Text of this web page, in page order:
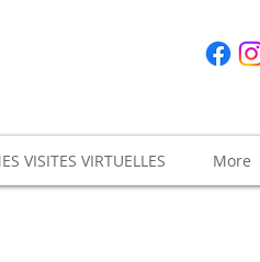
VISITES VIRTUELLES More